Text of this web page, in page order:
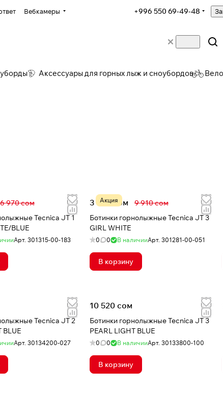
Вебкамеры +996 550 69-49-48
Аксессуары для горных лыж и сноубордов
6 970 сом
Tecnica JT 1
BLUE
Арт. 301315-00-183
Акция
3 969 сом
9 910 сом
Ботинки горнолыжные Tecnica JT 3
GIRL WHITE
0 0 В наличииАрт. 301281-00-051
В корзину
Tecnica JT 2
BLUE
Арт. 30134200-027
10 520 сом
Ботинки горнолыжные Tecnica JT 3
PEARL LIGHT BLUE
0 0 В наличииАрт. 30133800-100
В корзину